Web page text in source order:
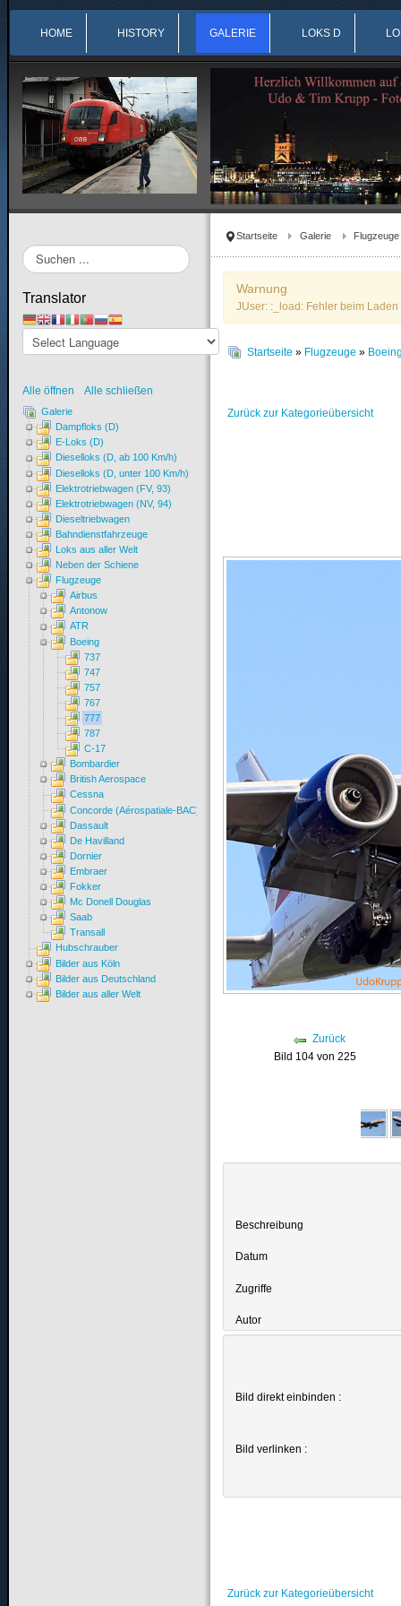
HOME HISTORY GALERIE LOKS D
Startseite Galerie Flugzeuge
Warnung
JUser: :_load: Fehler beim
Startseite » Flugzeuge »
Zurück zur Kategorieübersicht
Zurück
Bild 104 von 225
Beschreibung
Datum
Zugriffe
Autor
Bild direkt einbinden :
Bild verlinken :
Zurück zur Kategorieübersicht
Suchen
...
Translator
Alle öffnen Alle schließen
Galerie
Dampfloks (D)
E-Loks (D)
Dieselloks (D, ab 100 Km/h)
Dieselloks (D, unter 100 Km/h)
Elektrotriebwagen (FV, 93)
Elektrotriebwagen (NV, 94)
Dieseltriebwagen
Bahndienstfahrzeuge
Loks aus aller Welt
Neben der Schiene
Flugzeuge
Airbus
Antonow
ATR
Boeing
737
747
757
767
777
787
C-17
Bombardier
British Aerospace
Cessna
Concorde (Aérospatiale-BAC)
Dassault
De Havilland
Dornier
Embraer
Fokker
Mc Donell Douglas
Saab
Transall
Hubschrauber
Bilder aus Köln
Bilder aus Deutschland
Bilder aus aller Welt